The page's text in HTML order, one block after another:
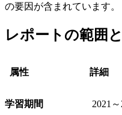
の要因が含まれています。
レポートの範囲
属性 詳細
学習期間 2021